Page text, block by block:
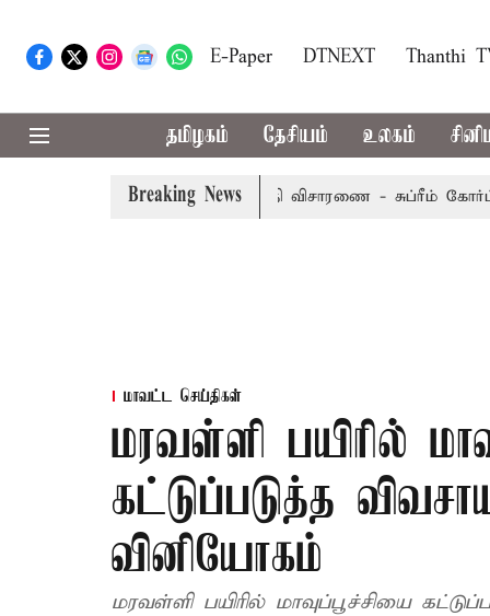
E-Paper DTNEXT Thanthi
தமிழகம் தேசியம் உலகம்
Breaking News
மனு வரும் 14-ம் தேதி விசாரணை - சுப்ரீம் கோர்ட்டு
மாவட்ட செய்திகள்
மரவள்ளி பயிரில்
கட்டுப்படுத்த
வினியோகம்
மரவள்ளி பயிரில் மாவுப்பூச்சியை